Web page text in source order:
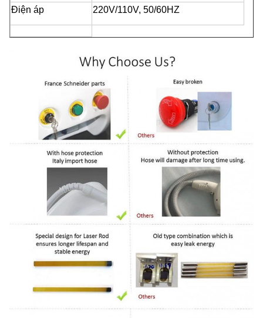
Điện áp 220V/110V, 50/60HZ